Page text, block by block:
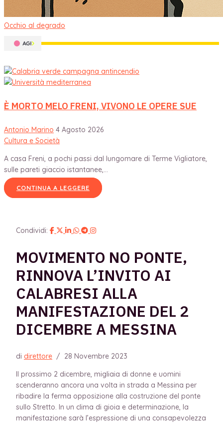
Occhio al degrado
È MORTO MELO FRENI, VIVONO LE OPERE SUE
Antonio Marino 4 Agosto 2026
Cultura e Società
A casa Freni, a pochi passi dal lungomare di Terme Vigliatore,
sulle pareti giaccio istantanee,...
CONTINUA A LEGGERE
Condividi:
MOVIMENTO NO PONTE,
RINNOVA L’INVITO AI
CALABRESI ALLA
MANIFESTAZIONE DEL 2
DICEMBRE A MESSINA
di direttore / 28 Novembre 2023
Il prossimo 2 dicembre, migliaia di donne e uomini
scenderanno ancora una volta in strada a Messina per
ribadire la ferma opposizione alla costruzione del ponte
sullo Stretto. In un clima di gioia e determinazione, la
manifestazione sarà l’espressione di una consapevolezza